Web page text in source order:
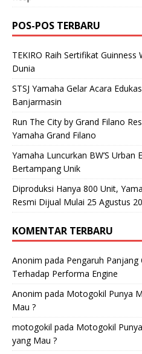
POS-POS TERBARU
TEKIRO Raih Sertifikat
Dunia
STSJ Yamaha Gelar Acara
Banjarmasin
Run The City by Grand Filano
Yamaha Grand Filano
Yamaha Luncurkan BW’S
Bertampang Unik
Diproduksi Hanya 800 Unit,
Resmi Dijual Mulai 25 Agustus
KOMENTAR TERBARU
Anonim pada Pengaruh Panjang
Terhadap Performa Engine
Anonim pada Motogokil Punya
Mau ?
motogokil pada Motogokil
yang Mau ?